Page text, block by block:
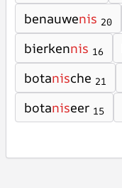
benauwenis 20
bierkennis 16
botanische 21
botaniseer 15